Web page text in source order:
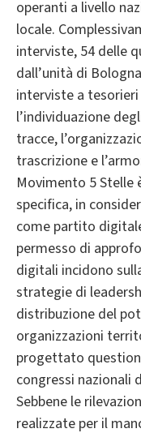
operanti a livello
locale.
interviste, 54 delle
dall’unità di
interviste a
l’individuazione
tracce,
trascrizione e
Movimento 5 Stelle
specifica, in
come partito
permesso di
digitali incidono
strategie di
distribuzione del
organizzazioni
progettato
congressi nazionali
Sebbene le
realizzate per il